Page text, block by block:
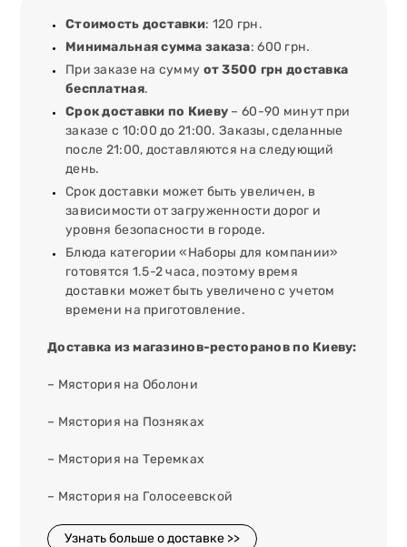
Стоимость доставки: 120 грн.
Минимальная сумма заказа: 600 грн.
При заказе на сумму от 3500 грн доставка
бесплатная.
Срок доставки по Киеву – 60-90 минут при
заказе с 10:00 до 21:00. Заказы, сделанные
после 21:00, доставляются на следующий
день.
Срок доставки может быть увеличен, в
зависимости от загруженности дорог и
уровня безопасности в городе.
Блюда категории «Наборы для компании»
готовятся 1.5-2 часа, поэтому время
доставки может быть увеличено с учетом
времени на приготовление.
Доставка из магазинов-ресторанов по Киеву:
– Мястория на Оболони
– Мястория на Позняках
– Мястория на Теремках
– Мястория на Голосеевской
Узнать больше о доставке >>